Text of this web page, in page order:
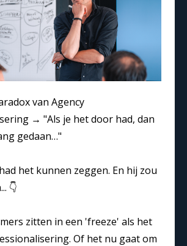
van Agency
→ "Als je het door had, dan
gedaan…"
het kunnen zeggen. En hij zou
👇
zitten in een 'freeze' als het
Of het nu gaat om